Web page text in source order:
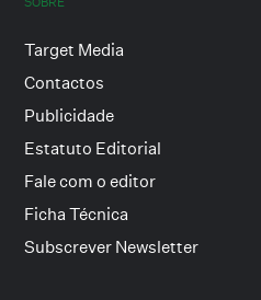
Target Media
Contactos
Publicidade
Estatuto Editorial
Fale com o editor
Ficha Técnica
Subscrever Newsletter